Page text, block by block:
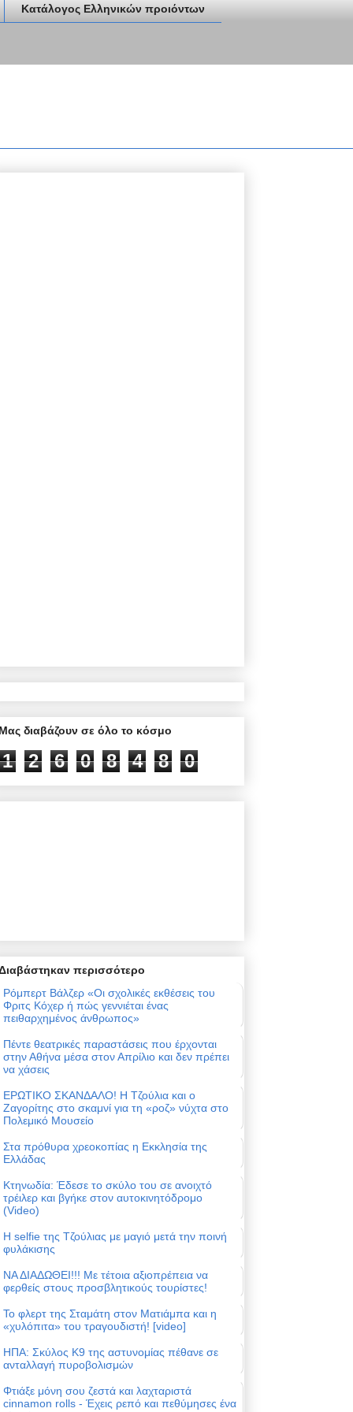
Κατάλογος Ελληνικών προιόντων
Μας διαβάζουν σε όλο το κόσμο
1 2 6 0 8 4 8 0
περισσότερο
Ρόμπερτ Βάλζερ «Οι σχολικές εκθέσεις του
Φριτς Κόχερ ή πώς γεννιέται ένας
πειθαρχημένος άνθρωπος»
Πέντε θεατρικές παραστάσεις που έρχονται
στην Αθήνα μέσα στον Απρίλιο και δεν πρέπει
να χάσεις
ΕΡΩΤΙΚΟ ΣΚΑΝΔΑΛΟ! Η Τζούλια και ο
Ζαγορίτης στο σκαμνί για τη «ροζ» νύχτα στο
Πολεμικό Μουσείο
Στα πρόθυρα χρεοκοπίας η Εκκλησία της
Ελλάδας
Κτηνωδία: Έδεσε το σκύλο του σε ανοιχτό
τρέιλερ και βγήκε στον αυτοκινητόδρομο
(Video)
Η selfie της Τζούλιας με μαγιό μετά την ποινή
φυλάκισης
ΝΑ ΔΙΑΔΩΘΕΙ!!! Με τέτοια αξιοπρέπεια να
φερθείς στους προσβλητικούς τουρίστες!
Το φλερτ της Σταμάτη στον Ματιάμπα και η
«χυλόπιτα» του τραγουδιστή! [video]
ΗΠΑ: Σκύλος Κ9 της αστυνομίας πέθανε σε
ανταλλαγή πυροβολισμών
Φτιάξε μόνη σου ζεστά και λαχταριστά
cinnamon rolls - Έχεις ρεπό και πεθύμησες ένα